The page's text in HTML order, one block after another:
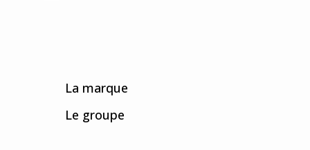
La marque
Le groupe